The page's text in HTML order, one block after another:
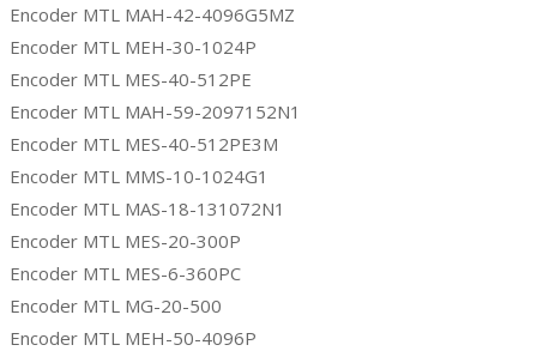
Encoder MTL MAH-42-4096G5MZ
Encoder MTL MEH-30-1024P
Encoder MTL MES-40-512PE
Encoder MTL MAH-59-2097152N1
Encoder MTL MES-40-512PE3M
Encoder MTL MMS-10-1024G1
Encoder MTL MAS-18-131072N1
Encoder MTL MES-20-300P
Encoder MTL MES-6-360PC
Encoder MTL MG-20-500
Encoder MTL MEH-50-4096P